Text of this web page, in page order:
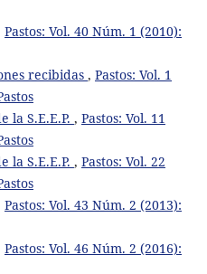
Pastos: Vol. 40 Núm. 1 (2010):
recibidas , Pastos: Vol. 1
la S.E.E.P. , Pastos: Vol. 11
la S.E.E.P. , Pastos: Vol. 22
Pastos: Vol. 43 Núm. 2 (2013):
Pastos: Vol. 46 Núm. 2 (2016):